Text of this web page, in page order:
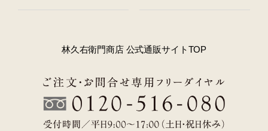
林久右衛門商店 公式通販サイトTOP